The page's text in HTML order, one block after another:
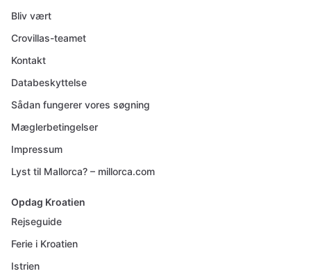
Bliv vært
Crovillas-teamet
Kontakt
Databeskyttelse
Sådan fungerer vores søgning
Mæglerbetingelser
Impressum
Lyst til Mallorca? – millorca.com
Opdag Kroatien
Rejseguide
Ferie i Kroatien
Istrien